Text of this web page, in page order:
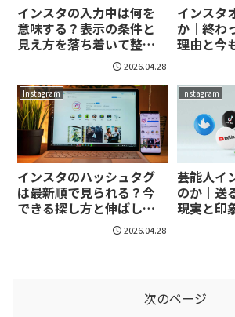
インスタの入力中は何を
意味する？表示の条件と
見え方を落ち着いて整
2026.04.28
インスタ
か｜終わ
理由と今
Instagram
インスタのハッシュタグ
は最新順で見られる？今
できる探し方と伸ばし方
2026.04.28
Instagram
芸能人イ
のか｜送
現実と印
次のページ